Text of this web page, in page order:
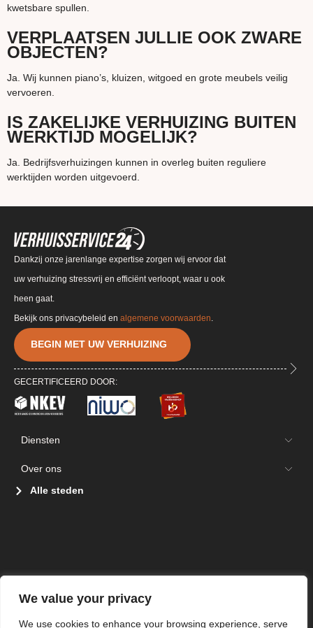
We value your privacy
We use cookies to enhance your browsing experience, serve
kwetsbare spullen.
VERPLAATSEN JULLIE OOK ZWARE
OBJECTEN?
Ja. Wij kunnen piano’s, kluizen, witgoed en grote meubels veilig
vervoeren.
IS ZAKELIJKE VERHUIZING BUITEN
WERKTIJD MOGELIJK?
Ja. Bedrijfsverhuizingen kunnen in overleg buiten reguliere
werktijden worden uitgevoerd.
Dankzij onze jarenlange expertise zorgen wij ervoor dat
uw verhuizing stressvrij en efficiënt verloopt, waar u ook
heen gaat.
BEGIN MET UW VERHUIZING
GECERTIFICEERD DOOR:
Diensten
Over ons
Alle steden
Bekijk ons privacybeleid en algemene voorwaarden.